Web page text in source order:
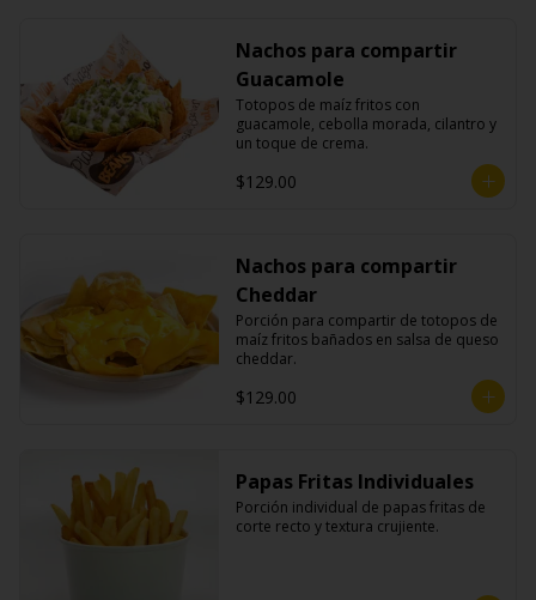
Nachos para compartir
Guacamole
Totopos de maíz fritos con
guacamole, cebolla morada, cilantro y
un toque de crema.
$129.00
Nachos para compartir
Cheddar
Porción para compartir de totopos de
maíz fritos bañados en salsa de queso
cheddar.
$129.00
Papas Fritas Individuales
Porción individual de papas fritas de
corte recto y textura crujiente.